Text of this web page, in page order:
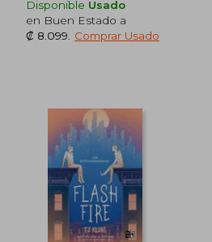
₡ 6.798
Rápido
Disponible Usado
en Buen Estado a
₡ 8.099
Comprar Usado